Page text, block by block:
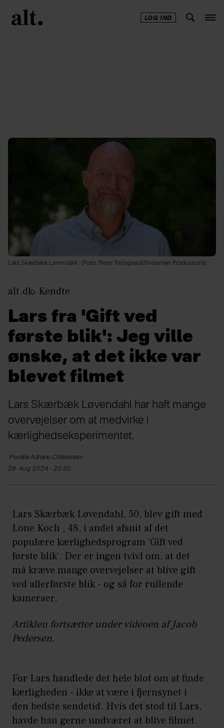
LOG IND
Lars Skærbæk Løvendahl (Foto: Peter Refsgaard/Snowman Productions)
alt.dk Kendte
Lars fra 'Gift ved
første blik': Jeg ville
ønske, at det ikke var
blevet filmet
Lars Skærbæk Løvendahl har haft mange
overvejelser om at medvirke i
kærlighedseksperimentet.
Pernille Adriane Christensen
29. Aug 2024 - 20:30
Lars Skærbæk Løvendahl, 50, blev gift med
Lone Koch , 48, i andet afsnit af det
populære kærlighedsprogram 'Gift ved
første blik'. Der er ingen tvivl om, at det
må kræve mange overvejelser at blive gift
ved allerførste blik - og så for rullende
kameraer.
Artiklen fortsætter under videoen af Jacob
Pedersen.
For Lars handlede det hele blot om at finde
kærligheden - ikke at være i fjernsynet i
den bedste sendetid. Hvis det stod til Lars,
havde han gerne undværet at blive filmet.